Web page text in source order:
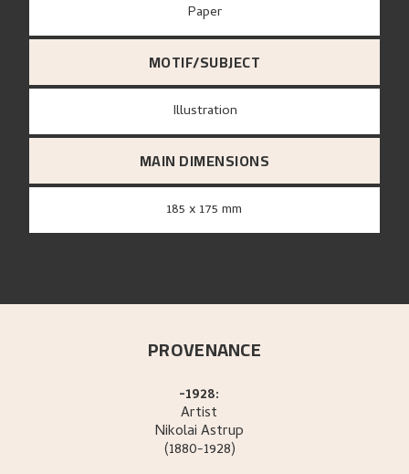
paper
MOTIF/SUBJECT
Illustration
MAIN DIMENSIONS
185 x 175 mm
PROVENANCE
-1928:
Artist
NikolaiAstrup
(1880-1928)